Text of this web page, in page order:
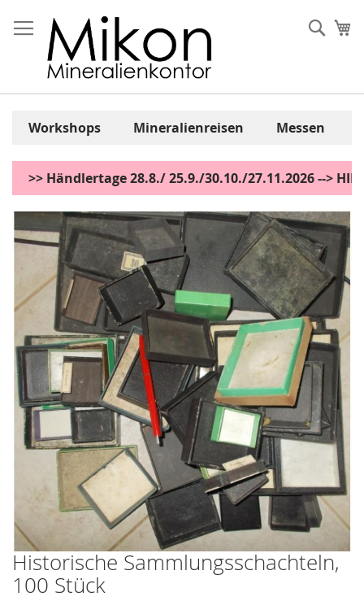
Inhalt
springen
Workshops Mineralienreisen Messen
>> Händlertage 28.8./ 25.9./30.10./27.11.2026 -->
Zum
Ende
Bildgalerie
springen
Zum
Anfang
der
Historische Sammlungsschachteln,
100 Stück